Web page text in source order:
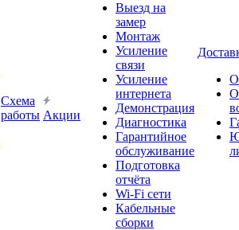
Схема
работы Акции
Выезд на
замер
Монтаж
Усиление
связи
Усиление
интернета
Демонстрация
Диагностика
Гарантийное
обслуживание
Подготовка
отчёта
Wi-Fi сети
Кабельные
сборки